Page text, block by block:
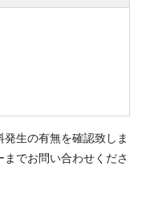
生の有無を確認致しま
でお問い合わせくださ